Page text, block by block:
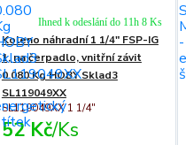
Koleno náhradní 1 1/4" FSP-IG
1, na čerpadlo, vnitřní závit
0.080 Kg HOBY Sklad3
SL119049XX
SL119049XX 1 1/4"
52 Kč/Ks
Ihned k odeslání do 11h 8 Ks